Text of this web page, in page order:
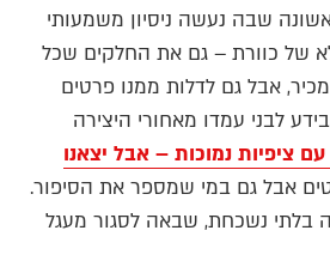
שבה נעשה ניסיון משמעותי
של כוורת – גם את החלקים שכל
אבל גם לדלות ממנו פרטים
לבני עמדו מאחורי היצירה
ציפיות נמוכות – אבל יצאנו
אבל גם במי שמספר את הסיפור.
בלתי נשכחת, שבאה לסגור מעגל